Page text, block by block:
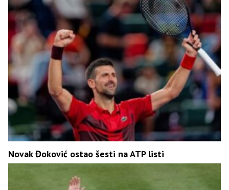
Novak Đoković ostao šesti na ATP listi